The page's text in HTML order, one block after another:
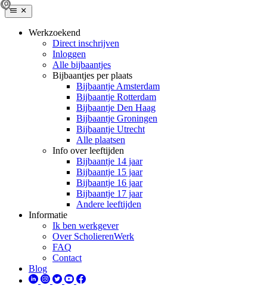
Werkzoekend
Direct inschrijven
Inloggen
Alle bijbaantjes
Bijbaantjes per plaats
Bijbaantje Amsterdam
Bijbaantje Rotterdam
Bijbaantje Den Haag
Bijbaantje Groningen
Bijbaantje Utrecht
Alle plaatsen
Info over leeftijden
Bijbaantje 14 jaar
Bijbaantje 15 jaar
Bijbaantje 16 jaar
Bijbaantje 17 jaar
Andere leeftijden
Informatie
Ik ben werkgever
Over ScholierenWerk
FAQ
Contact
Blog